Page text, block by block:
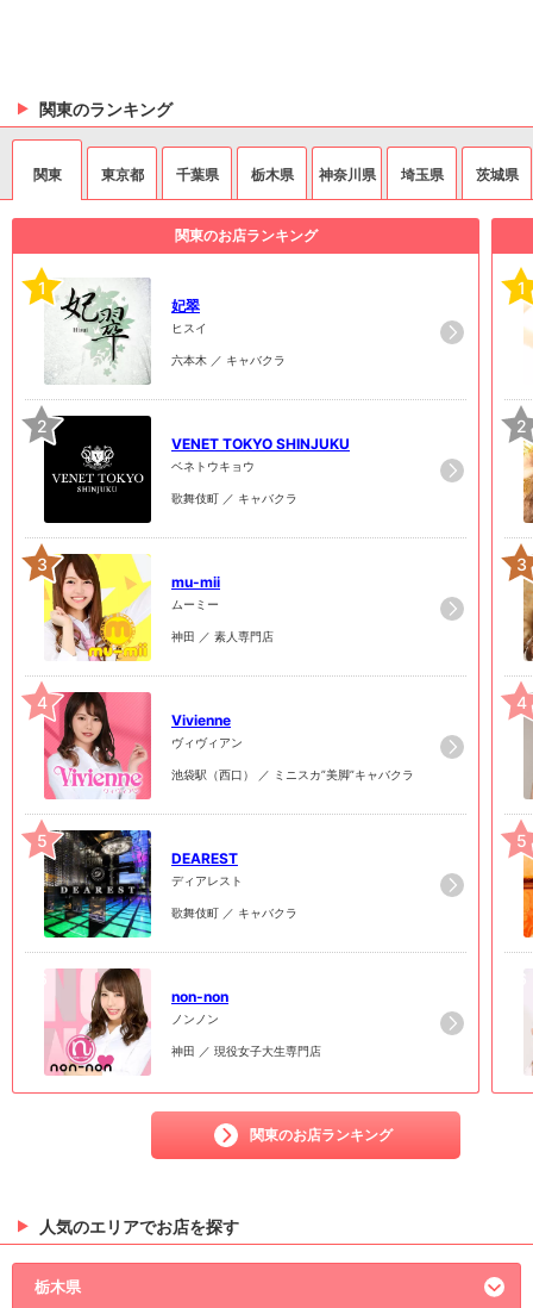
関東のランキング
関東 東京都 千葉県 栃木県 神奈川県 埼玉県 茨城県
関東のお店ランキング
1
妃翠
ヒスイ
六本木 ／ キャバクラ
2
VENET TOKYO SHINJUKU
ベネトウキョウ
歌舞伎町 ／ キャバクラ
3
mu-mii
ムーミー
神田 ／ 素人専門店
4
Vivienne
ヴィヴィアン
池袋駅（西口） ／ ミニスカ”美脚”キャバクラ
5
DEAREST
ディアレスト
歌舞伎町 ／ キャバクラ
6
non-non
ノンノン
神田 ／ 現役女子大生専門店
関東のお店ランキング
1
2
3
4
5
人気のエリアでお店を探す
栃木県